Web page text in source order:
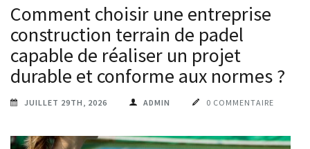
Comment choisir une entreprise
construction terrain de padel
capable de réaliser un projet
durable et conforme aux normes ?
JUILLET 29TH, 2026 ADMIN 0 COMMENTAIRE